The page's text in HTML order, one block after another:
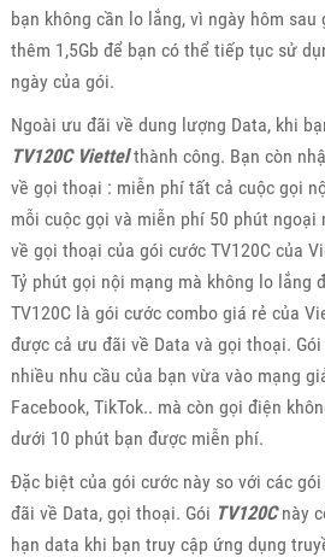
bạn không cần lo lắng, vì ngày hôm
thêm 1,5Gb để bạn có thể tiếp tục sử
ngày của gói.
Ngoài ưu đãi về dung lượng Data, khi
TV120C Viettelthành công. Bạn còn
về gọi thoại : miễn phí tất cả cuộc gọi
mỗi cuộc gọi và miễn phí 50 phút
về gọi thoại của gói cước TV120C của
Tỷ phút gọi nội mạng mà không lo lắng
TV120C là gói cước combo giá rẻ của
được cả ưu đãi về Data và gọi thoại.
nhiều nhu cầu của bạn vừa vào mạng
Facebook, TikTok.. mà còn gọi điện
dưới 10 phút bạn được miễn phí.
Đặc biệt của gói cước này so với các
đãi về Data, gọi thoại. Gói TV120Cnày
hạn data khi bạn truy cập ứng dụng